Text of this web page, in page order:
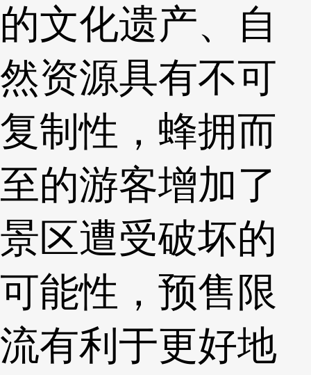
的文化遗产、自
然资源具有不可
复制性，蜂拥而
至的游客增加了
景区遭受破坏的
可能性，预售限
流有利于更好地